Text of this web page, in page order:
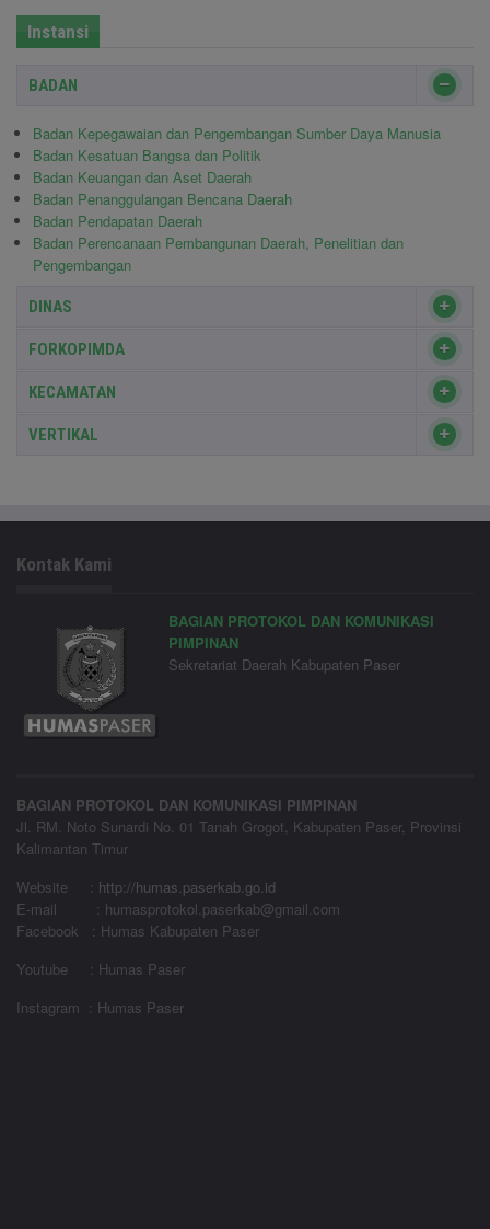
Instansi
BADAN
Badan Kepegawaian dan Pengembangan Sumber Daya Manusia
Badan Kesatuan Bangsa dan Politik
Badan Keuangan dan Aset Daerah
Badan Penanggulangan Bencana Daerah
Badan Pendapatan Daerah
Badan Perencanaan Pembangunan Daerah, Penelitian dan
Pengembangan
DINAS
FORKOPIMDA
KECAMATAN
VERTIKAL
Kontak Kami
BAGIAN PROTOKOL DAN KOMUNIKASI
PIMPINAN
Sekretariat Daerah Kabupaten Paser
BAGIAN PROTOKOL DAN KOMUNIKASI PIMPINAN
Jl. RM. Noto Sunardi No. 01 Tanah Grogot, Kabupaten Paser, Provinsi
Kalimantan Timur
Website
: http://humas.paserkab.go.id
E-mail : humasprotokol.paserkab@gmail.com
Facebook : Humas Kabupaten Paser
Youtube : Humas Paser
Instagram : Humas Paser